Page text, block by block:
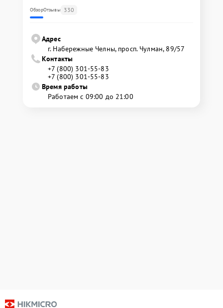
ОбзорОтзывы 330
Адрес
г. Набережные Челны, просп. Чулман, 89/57
Контакты
+7 (800) 301-55-83
+7 (800) 301-55-83
Время работы
Работаем с 09:00 до 21:00